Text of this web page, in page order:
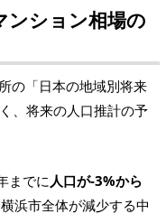
ンション相場の
の「日本の地域別将来
、将来の人口推計の予
までに 人口が-3%から
浜市全体が減少する中